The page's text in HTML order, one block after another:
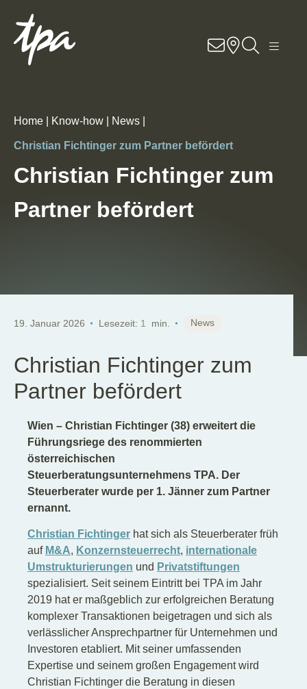
Knowhow
Branchen
Über Uns
Karriere
Home | Know-how | News |
Christian Fichtinger zum Partner befördert
Christian Fichtinger zum
Partner befördert
19. Januar 2026 Lesezeit: 1 min. News
Christian Fichtinger zum
Partner befördert
Wien – Christian Fichtinger (38) erweitert die
Führungsriege des renommierten
österreichischen
Steuerberatungsunternehmens TPA. Der
Steuerberater wurde per 1. Jänner zum Partner
ernannt.
Christian Fichtinger hat sich als Steuerberater früh
auf M&A, Konzernsteuerrecht, internationale
Umstrukturierungen und Privatstiftungen
spezialisiert. Seit seinem Eintritt bei TPA im Jahr
2019 hat er maßgeblich zur erfolgreichen Beratung
komplexer Transaktionen beigetragen und sich als
verlässlicher Ansprechpartner für Unternehmen und
Investoren etabliert. Mit seiner umfassenden
Expertise und seinem großen Engagement wird
Christian Fichtinger die Beratung in diesen